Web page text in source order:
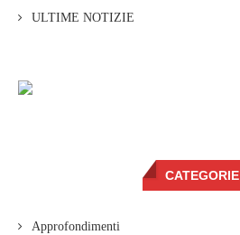
ULTIME NOTIZIE
CATEGORIE
Approfondimenti